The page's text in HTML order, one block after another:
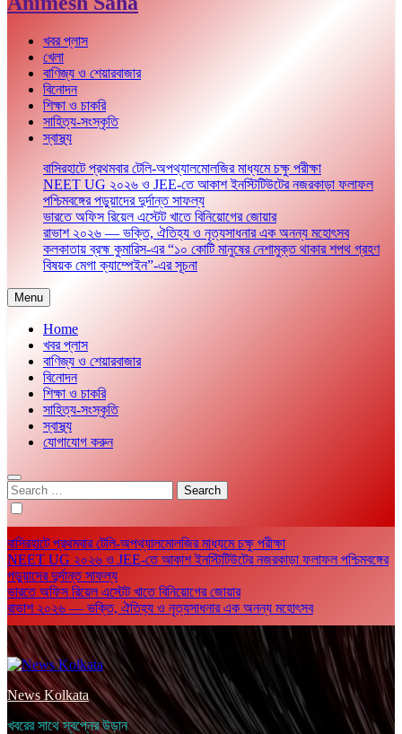
খবর প্লাস
খেলা
বাণিজ্য ও শেয়ারবাজার
বিনোদন
শিক্ষা ও চাকরি
সাহিত্য-সংস্কৃতি
স্বাস্থ্য
বাসিরহাটে প্রথমবার টেলি-অপথ্যালমোলজির মাধ্যমে চক্ষু পরীক্ষা
NEET UG ২০২৬ ও JEE-তে আকাশ ইনস্টিটিউটের নজরকাড়া ফলাফল
পশ্চিমবঙ্গের পড়ুয়াদের দুর্দান্ত সাফল্য
ভারতে অফিস রিয়েল এস্টেট খাতে বিনিয়োগের জোয়ার
রাভাশ ২০২৬ — ভক্তি, ঐতিহ্য ও নৃত্যসাধনার এক অনন্য মহোৎসব
কলকাতায় ব্রহ্ম কুমারিস-এর “১০ কোটি মানুষের নেশামুক্ত থাকার শপথ গ্রহণ
বিষয়ক মেগা ক্যাম্পেইন”-এর সূচনা
Menu
Home
খবর প্লাস
বাণিজ্য ও শেয়ারবাজার
বিনোদন
শিক্ষা ও চাকরি
সাহিত্য-সংস্কৃতি
স্বাস্থ্য
যোগাযোগ করুন
Search
for:
বাসিরহাটে প্রথমবার টেলি-অপথ্যালমোলজির মাধ্যমে চক্ষু পরীক্ষা
NEET UG ২০২৬ ও JEE-তে আকাশ ইনস্টিটিউটের নজরকাড়া ফলাফল পশ্চিমবঙ্গের
পড়ুয়াদের দুর্দান্ত সাফল্য
ভারতে অফিস রিয়েল এস্টেট খাতে বিনিয়োগের জোয়ার
রাভাশ ২০২৬ — ভক্তি, ঐতিহ্য ও নৃত্যসাধনার এক অনন্য মহোৎসব
News Kolkata
খবরের সাথে স্বপ্নের উড়ান